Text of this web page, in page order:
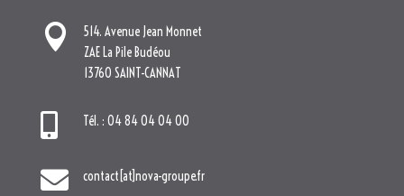
 contact[at]nova-groupe.fr
Cliquez pour accepter les cookies